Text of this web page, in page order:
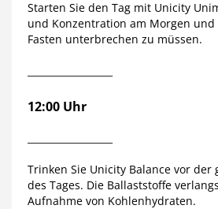
Starten Sie den Tag mit Unicity
und Konzentration am Morgen und
Fasten unterbrechen zu müssen.
12:00 Uhr
Trinken Sie Unicity Balance vor
des Tages. Die Ballaststoffe
Aufnahme von Kohlenhydraten.